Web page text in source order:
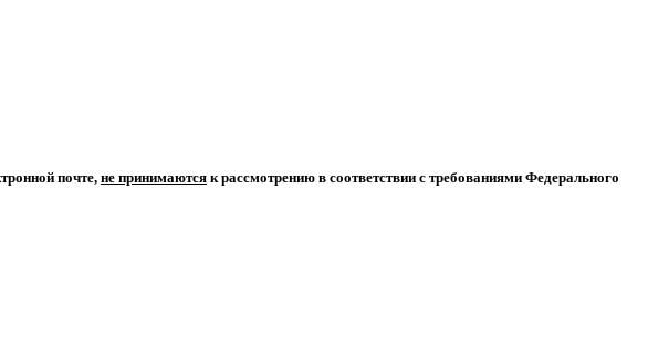
почте, не принимаются к рассмотрению в соответствии с требованиями Федерального